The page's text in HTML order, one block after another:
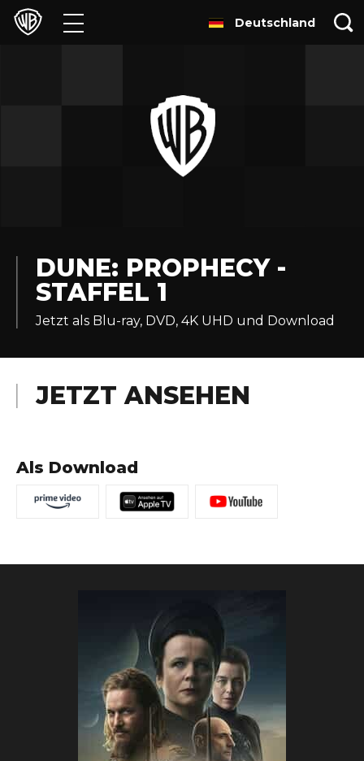
Filme
Licensing
Deutschland
DUNE: PROPHECY -
STAFFEL 1
Jetzt als Blu-ray, DVD, 4K UHD und Download
JETZT ANSEHEN
Als Download